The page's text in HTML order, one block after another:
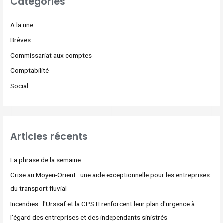
A la une
Brèves
Commissariat aux comptes
Comptabilité
Social
Articles récents
La phrase de la semaine
Crise au Moyen-Orient : une aide exceptionnelle pour les entreprises
du transport fluvial
Incendies : l'Urssaf et la CPSTI renforcent leur plan d'urgence à
l'égard des entreprises et des indépendants sinistrés